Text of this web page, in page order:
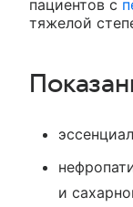
пациентов с
тяжелой
и